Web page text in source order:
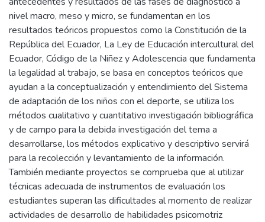
nivel macro, meso y micro, se fundamentan en los
resultados teóricos propuestos como la Constitución de la
República del Ecuador, La Ley de Educación intercultural del
Ecuador, Código de la Niñez y Adolescencia que fundamenta
la legalidad al trabajo, se basa en conceptos teóricos que
ayudan a la conceptualización y entendimiento del Sistema
de adaptación de los niños con el deporte, se utiliza los
métodos cualitativo y cuantitativo investigación bibliográfica
y de campo para la debida investigación del tema a
desarrollarse, los métodos explicativo y descriptivo servirá
para la recolección y levantamiento de la información.
También mediante proyectos se comprueba que al utilizar
técnicas adecuada de instrumentos de evaluación los
estudiantes superan las dificultades al momento de realizar
actividades de desarrollo de habilidades psicomotriz